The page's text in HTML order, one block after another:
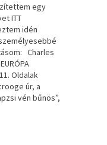
egy
ITT
idén
Charles
Oldalak
úr, a
vén bűnös”,